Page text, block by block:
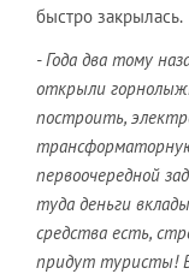
быстро закрылась.
- Года два тому
открыли
построить,
первоочередной
туда деньги
средства есть,
придут туристы!